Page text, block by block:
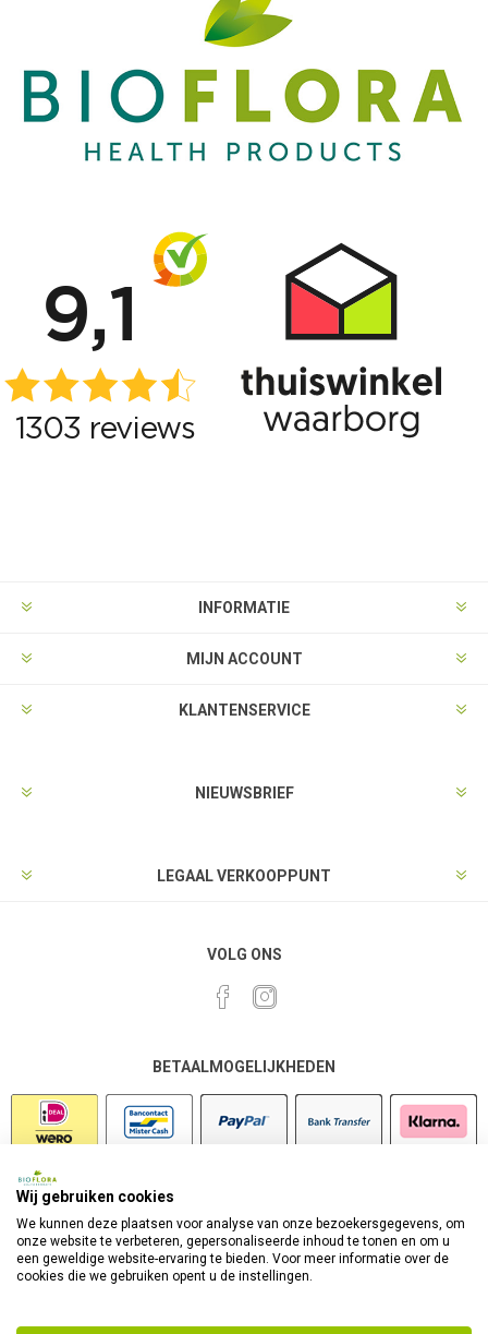
INFORMATIE
MIJN ACCOUNT
KLANTENSERVICE
NIEUWSBRIEF
LEGAAL VERKOOPPUNT
VOLG ONS
BETAALMOGELIJKHEDEN
Wij gebruiken cookies
We kunnen deze plaatsen voor analyse van onze bezoekersgegevens, om
onze website te verbeteren, gepersonaliseerde inhoud te tonen en om u
een geweldige website-ervaring te bieden. Voor meer informatie over de
cookies die we gebruiken opent u de instellingen.